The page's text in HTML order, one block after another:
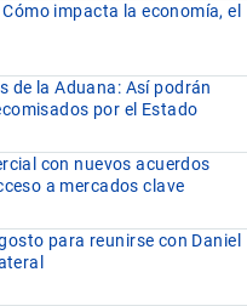
impacta la economía, el
de la Aduana: Así podrán
por el Estado
con nuevos acuerdos
a mercados clave
para reunirse con Daniel